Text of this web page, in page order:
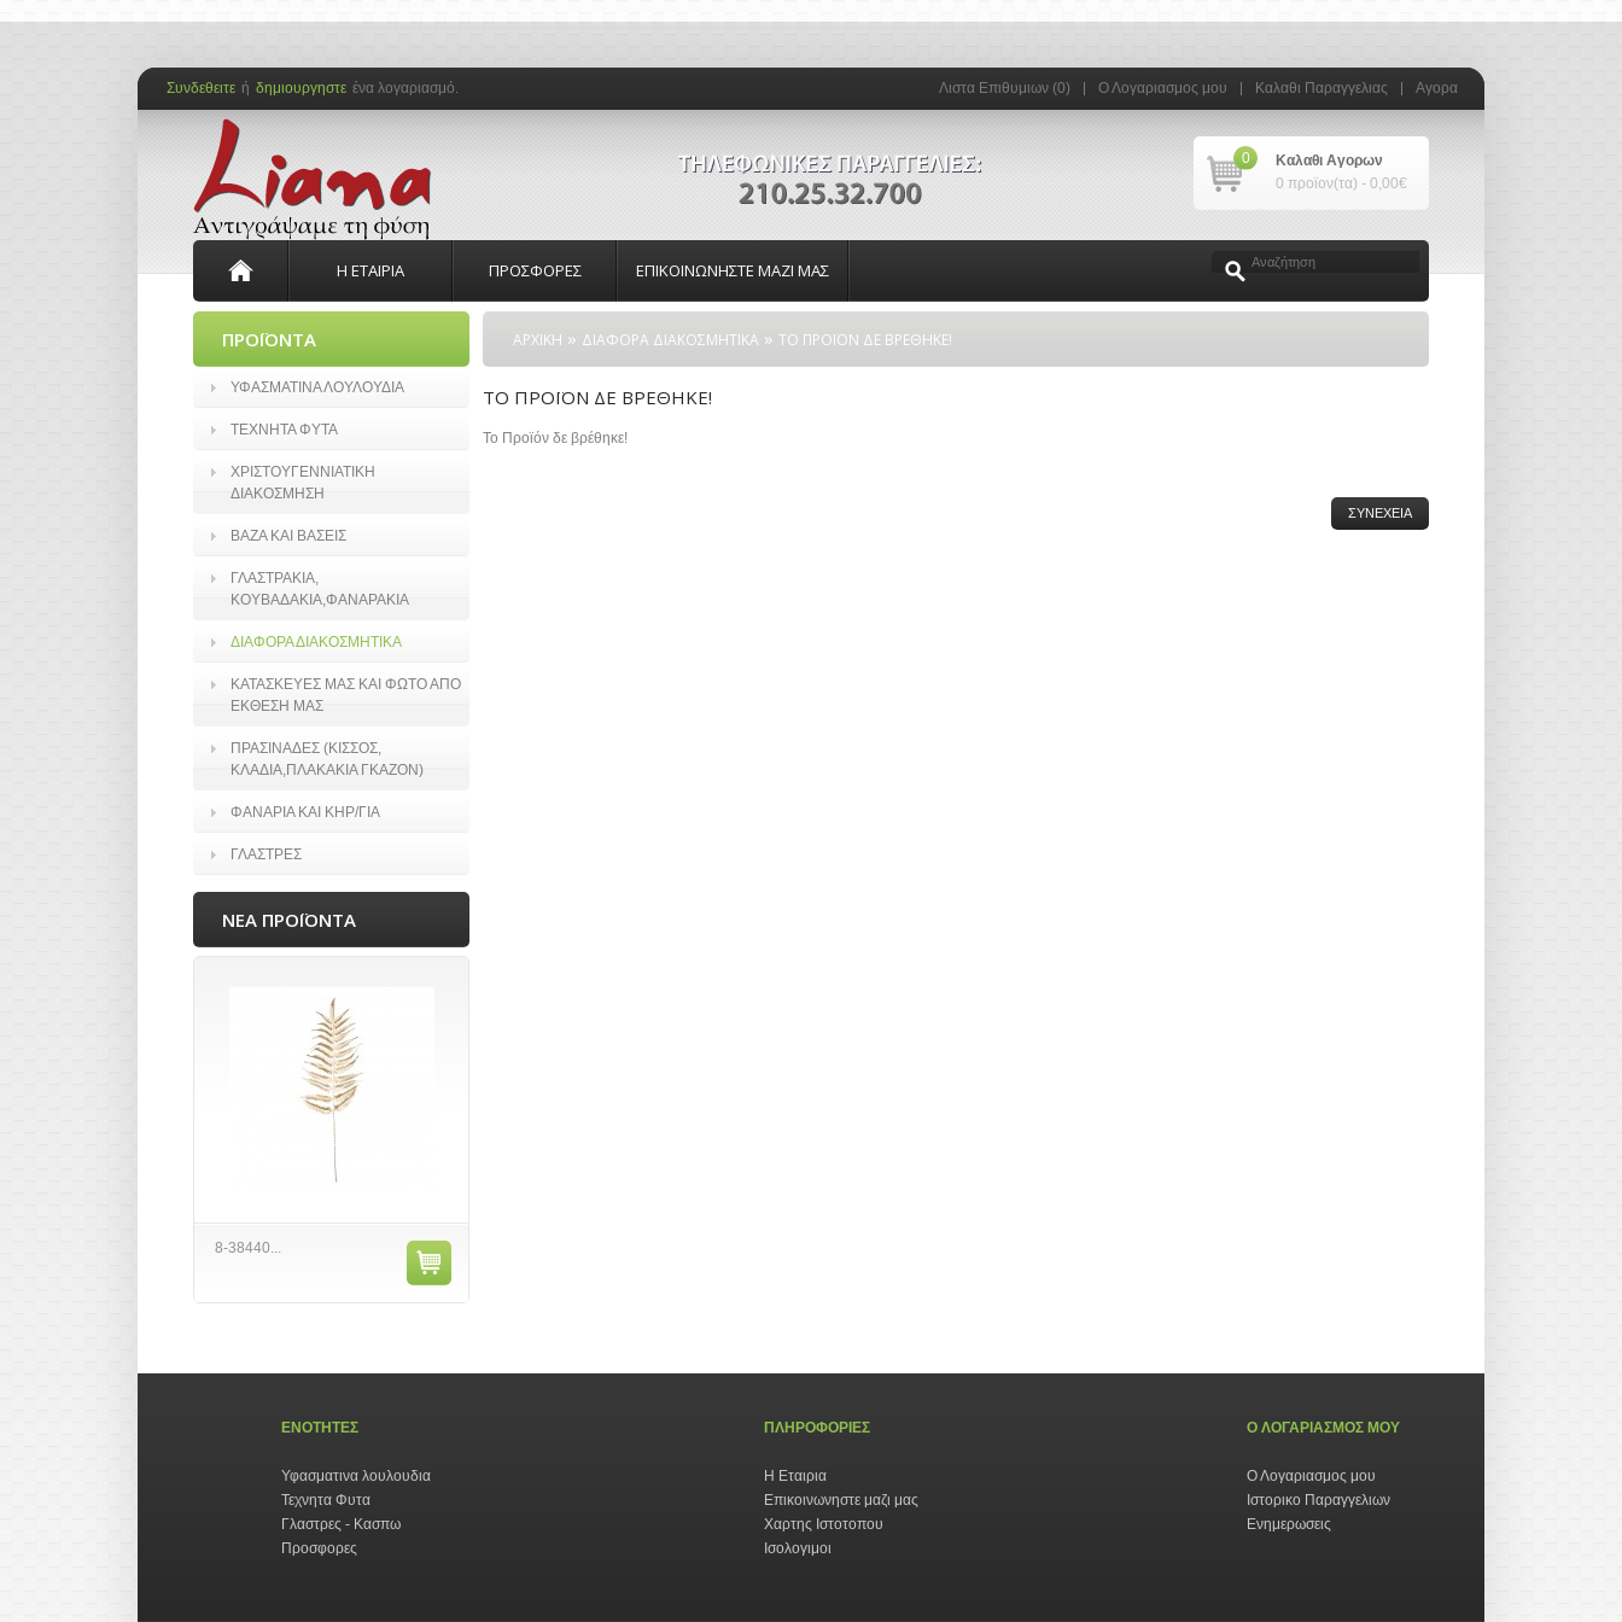
Λιστα Επιθυμιων (0) Ο Λογαριασμος μου Καλαθι Παραγγελιας Αγορα
Συνδεθειτε ή δημιουργηστε ένα λογαριασμό.
Καλαθι Αγορων
0
0 προϊον(τα) - 0,00€
Η ΕΤΑΙΡΙΑ ΠΡΟΣΦΟΡΕΣ ΕΠΙΚΟΙΝΩΝΗΣΤΕ ΜΑΖΙ ΜΑΣ
ΠΡΟΪΟΝΤΑ
ΥΦΑΣΜΑΤΙΝΑ ΛΟΥΛΟΥΔΙΑ
ΤΕΧΝΗΤΑ ΦΥΤΑ
ΧΡΙΣΤΟΥΓΕΝΝΙΑΤΙΚΗ
ΔΙΑΚΟΣΜΗΣΗ
ΒΑΖΑ ΚΑΙ ΒΑΣΕΙΣ
ΓΛΑΣΤΡΑΚΙΑ,
ΚΟΥΒΑΔΑΚΙΑ,ΦΑΝΑΡΑΚΙΑ
ΔΙΑΦΟΡΑ ΔΙΑΚΟΣΜΗΤΙΚΑ
ΚΑΤΑΣΚΕΥΕΣ ΜΑΣ ΚΑΙ ΦΩΤΟ ΑΠΟ
ΕΚΘΕΣΗ ΜΑΣ
ΠΡΑΣΙΝΑΔΕΣ (ΚΙΣΣΟΣ,
ΚΛΑΔΙΑ,ΠΛΑΚΑΚΙΑ ΓΚΑΖΟΝ)
ΦΑΝΑΡΙΑ ΚΑΙ ΚΗΡ/ΓΙΑ
ΓΛΑΣΤΡΕΣ
ΝΕΑ ΠΡΟΪΟΝΤΑ
8-38440...
ΑΡΧΙΚΗ » ΔΙΑΦΟΡΑ ΔΙΑΚΟΣΜΗΤΙΚΑ » ΤΟ ΠΡΟΪΟΝ ΔΕ ΒΡΕΘΗΚΕ!
ΤΟ ΠΡΟΪΟΝ ΔΕ ΒΡΕΘΗΚΕ!
Το Προϊόν δε βρέθηκε!
ΣΥΝΕΧΕΙΑ
ΕΝΟΤΗΤΕΣ
Υφασματινα λουλουδια
Τεχνητα Φυτα
Γλαστρες - Κασπω
Προσφορες
ΠΛΗΡΟΦΟΡΙΕΣ
Η Εταιρια
Επικοινωνηστε μαζι μας
Χαρτης Ιστοτοπου
Ισολογιμοι
Ο ΛΟΓΑΡΙΑΣΜΟΣ ΜΟΥ
Ο Λογαριασμος μου
Ιστορικο Παραγγελιων
Ενημερωσεις